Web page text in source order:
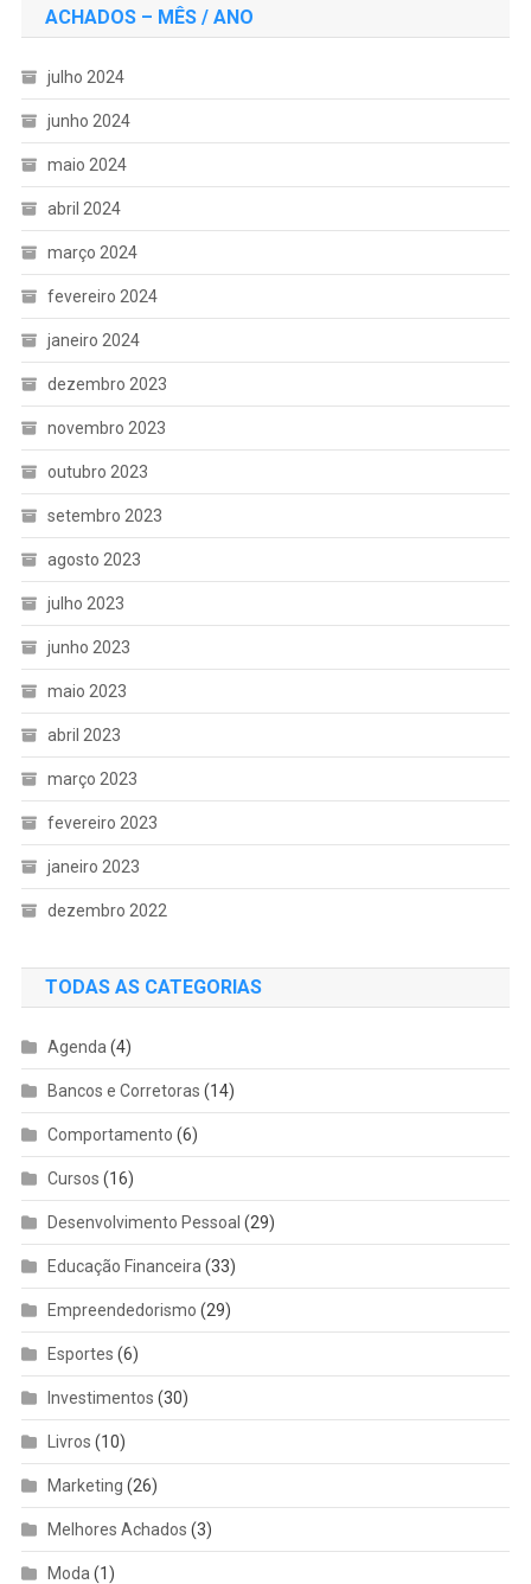
ACHADOS – MÊS / ANO
julho 2024
junho 2024
maio 2024
abril 2024
março 2024
fevereiro 2024
janeiro 2024
dezembro 2023
novembro 2023
outubro 2023
setembro 2023
agosto 2023
julho 2023
junho 2023
maio 2023
abril 2023
março 2023
fevereiro 2023
janeiro 2023
dezembro 2022
TODAS AS CATEGORIAS
Agenda (4)
Bancos e Corretoras (14)
Comportamento (6)
Cursos (16)
Desenvolvimento Pessoal (29)
Educação Financeira (33)
Empreendedorismo (29)
Esportes (6)
Investimentos (30)
Livros (10)
Marketing (26)
Melhores Achados (3)
Moda (1)